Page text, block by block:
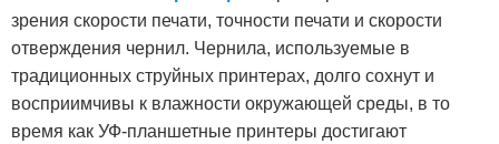
зрения скорости печати, точности печати и скорости
отверждения чернил. Чернила, используемые в
традиционных струйных принтерах, долго сохнут и
восприимчивы к влажности окружающей среды, в то
время как УФ-планшетные принтеры достигают